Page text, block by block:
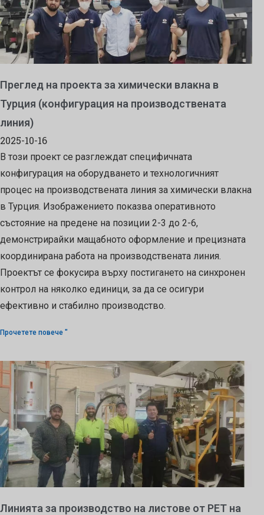
Преглед на проекта за химически влакна в
Турция (конфигурация на производствената
линия)
2025-10-16
В този проект се разглеждат специфичната
конфигурация на оборудването и технологичният
процес на производствената линия за химически влакна
в Турция. Изображението показва оперативното
състояние на предене на позиции 2-3 до 2-6,
демонстрирайки мащабното оформление и прецизната
координирана работа на производствената линия.
Проектът се фокусира върху постигането на синхронен
контрол на няколко единици, за да се осигури
ефективно и стабилно производство.
Прочетете повече "
Линията за производство на листове от PET на